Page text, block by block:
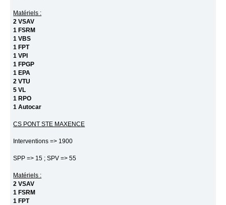
Matériels :
2 VSAV
1 FSRM
1 VBS
1 FPT
1 VPI
1 FPGP
1 EPA
2 VTU
5 VL
1 RPO
1 Autocar
CS PONT STE MAXENCE
Interventions => 1900
SPP => 15 ; SPV => 55
Matériels :
2 VSAV
1 FSRM
1 FPT